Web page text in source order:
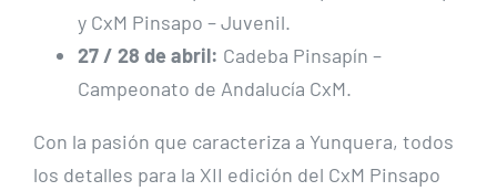
y CxM Pinsapo – Juvenil.
27 / 28 de abril: Cadeba Pinsapín –
Campeonato de Andalucía CxM.
Con la pasión que caracteriza a Yunquera, todos
los detalles para la XII edición del CxM Pinsapo